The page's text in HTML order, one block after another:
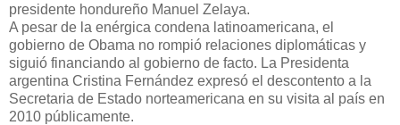
presidente hondureño Manuel Zelaya.
A pesar de la enérgica condena latinoamericana, el
gobierno de Obama no rompió relaciones diplomáticas y
siguió financiando al gobierno de facto. La Presidenta
argentina Cristina Fernández expresó el descontento a la
Secretaria de Estado norteamericana en su visita al país en
2010 públicamente.